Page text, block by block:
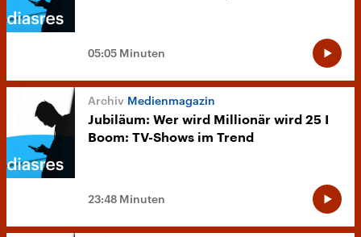
05:05 Minuten
Medienmagazin
Jubiläum: Wer wird Millionär wird 25 I
Boom: TV-Shows im Trend
23:48 Minuten